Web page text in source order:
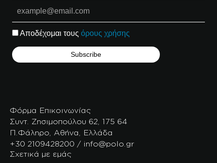
Αποδέχομαι τους όρους χρήσης
Φόρμα Επικοινωνίας
Συντ. Ζησιμοπούλου 62, 175 64
Π.Φάληρο, Αθήνα, Ελλάδα
+30 2109428200 / info@polo.gr
Σχετικά με εμάς